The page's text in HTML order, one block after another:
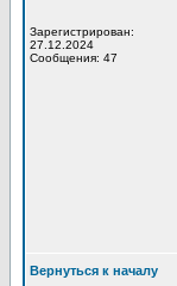
Зарегистрирован:
27.12.2024
Сообщения: 47
Вернуться к началу